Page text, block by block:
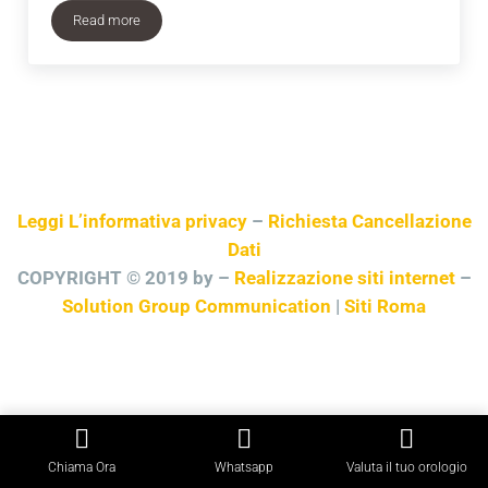
Read moreRolex usati Bonate Sopra
Leggi L’informativa privacy– Richiesta Cancellazione
Dati
COPYRIGHT © 2019 by – Realizzazione siti internet–
Solution Group Communication | Siti Roma
Chiama Ora Whatsapp Valuta il tuo orologio